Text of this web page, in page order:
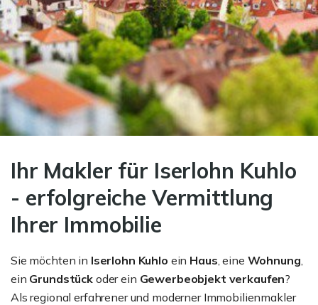
Ihr Makler für Iserlohn Kuhlo
- erfolgreiche Vermittlung
Ihrer Immobilie
Sie möchten in Iserlohn Kuhlo ein Haus, eine Wohnung,
ein Grundstück oder ein Gewerbeobjekt verkaufen?
Als regional erfahrener und moderner Immobilienmakler